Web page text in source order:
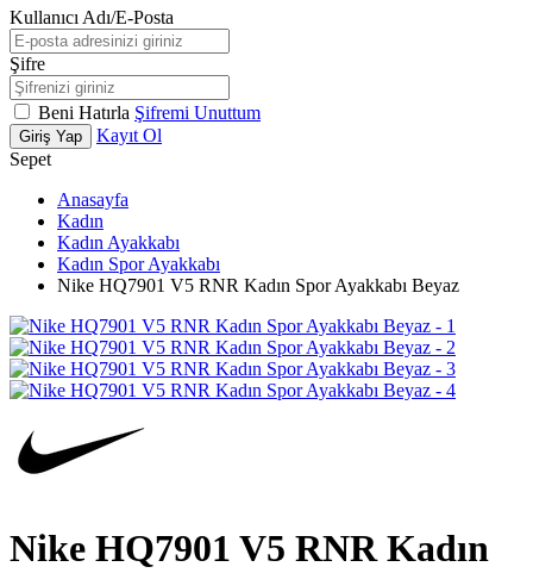
Kullanıcı Adı/E-Posta
Şifre
Beni Hatırla Şifremi Unuttum
Giriş Yap
Kayıt Ol
Sepet
Anasayfa
Kadın
Kadın Ayakkabı
Kadın Spor Ayakkabı
Nike HQ7901 V5 RNR Kadın Spor Ayakkabı Beyaz
Nike HQ7901 V5 RNR Kadın